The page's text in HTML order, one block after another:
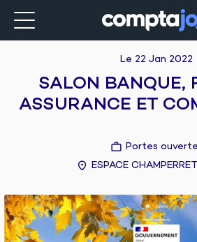
Le 22 Jan 2022
SALON BANQUE,
ASSURANCE ET
Portes
ESPACE